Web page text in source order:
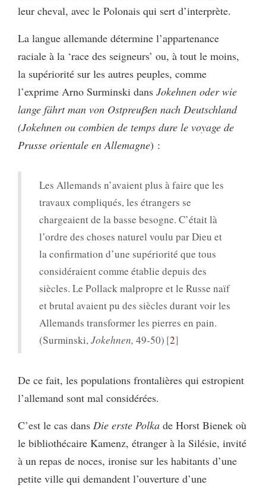
leur cheval, avec le Polonais qui sert d’interprète.
La langue allemande détermine l’appartenance
raciale à la ‘race des seigneurs’ ou, à tout le moins,
la supériorité sur les autres peuples, comme
l’exprime Arno Surminski dans Jokehnen oder wie
lange fährt man von Ostpreuβen nach Deutschland
(Jokehnen ou combien de temps dure le voyage de
Prusse orientale en Allemagne) :
Les Allemands n’avaient plus à faire que les
travaux compliqués, les étrangers se
chargeaient de la basse besogne. C’était là
l’ordre des choses naturel voulu par Dieu et
la confirmation d’une supériorité que tous
considéraient comme établie depuis des
siècles. Le Pollack malpropre et le Russe naïf
et brutal avaient pu des siècles durant voir les
Allemands transformer les pierres en pain.
(Surminski, Jokehnen, 49-50) 2
De ce fait, les populations frontalières qui estropient
l’allemand sont mal considérées.
C’est le cas dans Die erste Polka de Horst Bienek où
le bibliothécaire Kamenz, étranger à la Silésie, invité
à un repas de noces, ironise sur les habitants d’une
petite ville qui demandent l’ouverture d’une